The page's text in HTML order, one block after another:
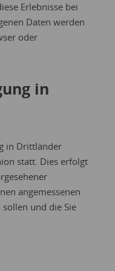
Erlebnisse bei
Daten werden
oder
in
in Drittländer
statt. Dies erfolgt
angemessenen
und die Sie